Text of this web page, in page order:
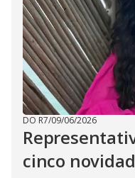
DO R7/09/06/2026
cinco